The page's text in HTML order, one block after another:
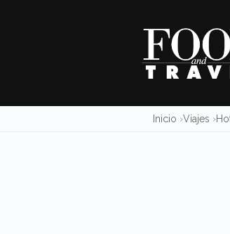
Inicio Viajes